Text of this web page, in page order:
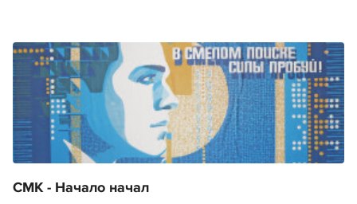
СМК - Начало начал